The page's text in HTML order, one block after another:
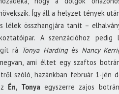
Így áll a helyzet tények
lélek összhangjára tanít –
A szenzációhoz
rá Tonya Hardingés Nancy
ami éltet egy szaftos
szóló, hazánkban február 1-jén
Én, Tonyaegyszerre zajos